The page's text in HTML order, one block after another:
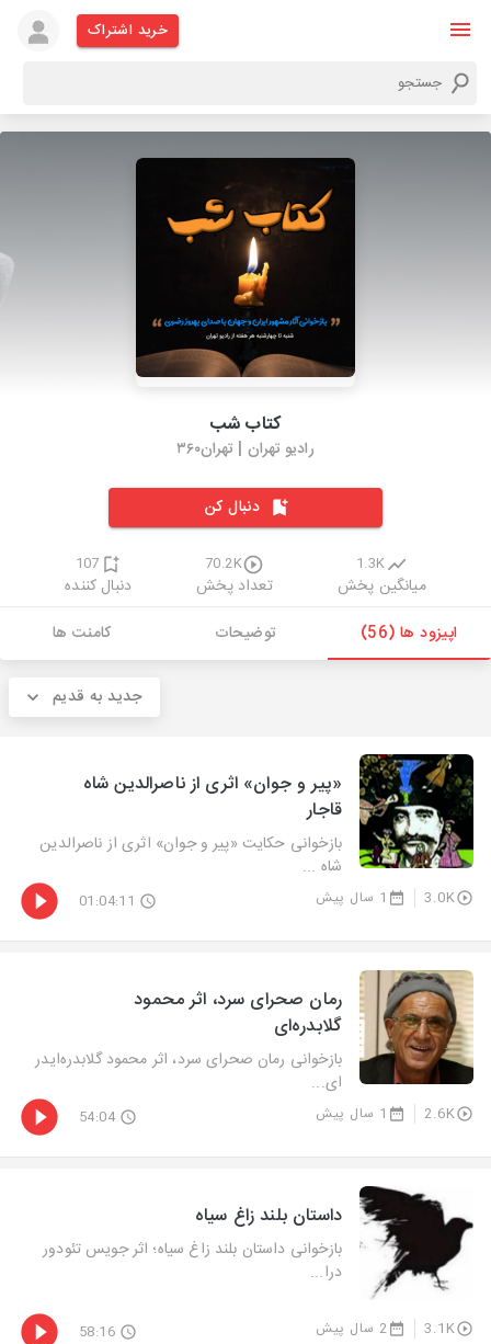
خرید اشتراک
کتاب شب
رادیو تهران | تهران۳۶۰
دنبال کن
1.3K
میانگین پخش
70.2K
تعداد پخش
107
دنبال کننده
اپیزود ها (56)
توضیحات کامنت ها
جدید به قدیم
«پیر و جوان» اثری از ناصرالدین شاه
قاجار
بازخوانی حكایت «پیر و جوان» اثری از ناصرالدین
شاه ...
3.0K 1 سال پیش 01:04:11
رمان صحرای سرد، اثر محمود
گلابدره‌ای
بازخوانی رمان صحرای سرد، اثر محمود گلابدره‌ایدر
ای...
2.6K 1 سال پیش 54:04
داستان بلند زاغ سیاه
بازخوانی داستان بلند زاغ سیاه؛ اثر جویس تئودور
درا...
3.1K 2 سال پیش 58:16